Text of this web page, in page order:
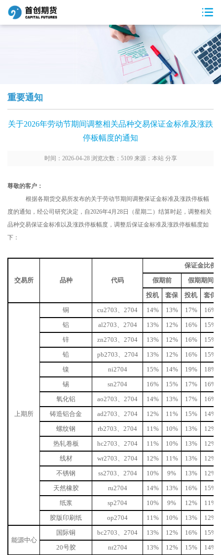
重要通知
关于2026年劳动节期间调整相关品种交易保证金标准及涨跌
停板幅度的通知
时间：2026-04-28 浏览次数：5109 来源：本站 分享
尊敬的客户 ：
根据各期货交易所发布的关于劳动节期间调整保证金标准及涨跌停板幅
度的通知，经公司研究决定，自2026年4月28日（星期二）结算时起，调整相关
品种交易保证金标准以及涨跌停板幅度，调整后保证金标准及涨跌停板幅度如
下：
交易所 品种 代码
保证金比例
假期前
假期期间
投机
套保 投机 套保
上期所
铜 cu2703、2704 14% 13% 17%
16%
铝
al2703、2704 13% 12% 16%
15%
锌
zn2703、2704 13% 12% 16%
15%
铅
pb2703、2704 13% 12% 16%
15%
镍
ni2704 15% 14% 19%
18%
锡
sn2704 16% 15% 17%
16%
氧化铝
ao2703、2704 14% 13% 17%
16%
铸造铝合金
ad2703、2704 12% 11% 15%
14%
螺纹钢
rb2703、2704 11% 10% 13%
12%
热轧卷板
hc2703、2704 11% 10% 13%
12%
线材
wr2703、2704 12% 11% 13%
12%
不锈钢
ss2703、2704 10% 9% 13%
12%
天然橡胶
ru2704 14% 13% 16%
15%
纸浆
sp2704 10% 9% 12%
11%
胶版印刷纸
op2704 11% 10% 13% 12%
能源中心
国际铜 bc2703、2704 13% 12% 16%
15%
20号胶
nr2704 13% 12% 15% 14%